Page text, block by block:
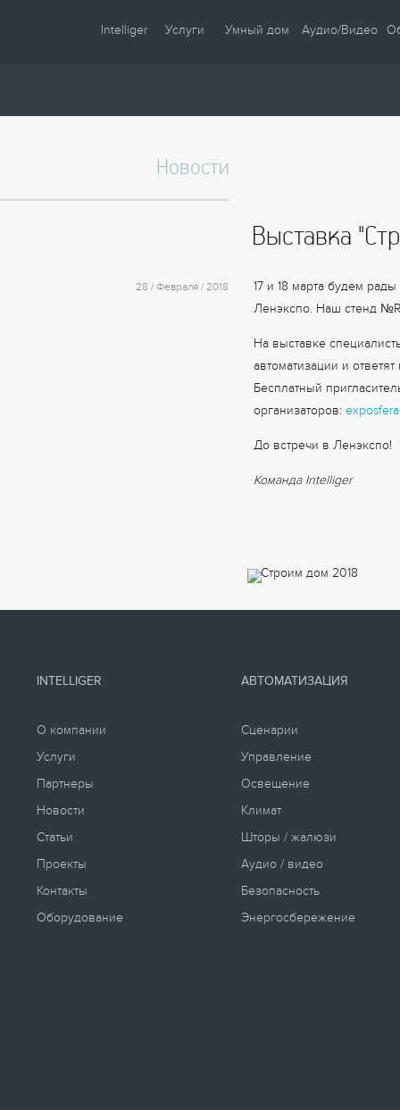
Intelliger
Партнеры
Услуги
Монтаж
Настройка
Умный дом
Управление
Климат
Аудио / Видео
Энергосбережение
Аудио/Видео
Новости
Выставка
28 / Февраля / 2018
17 и 18 марта будем
Ленэкспо. Наш стенд
На выставке
автоматизации и
Бесплатный
организаторов:
До встречи в Ленэкспо!
Команда Intelliger
INTELLIGER
О компании
Услуги
Партнеры
Новости
Статьи
Проекты
Контакты
Оборудование
АВТОМАТИЗАЦИЯ
Сценарии
Управление
Освещение
Климат
Шторы / жалюзи
Аудио / видео
Безопасность
Энергосбережение